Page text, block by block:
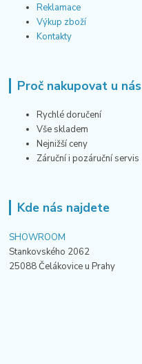
Reklamace
Výkup zboží
Kontakty
Proč nakupovat u nás
Rychlé doručení
Vše skladem
Nejnižší ceny
Záruční i pozáruční servis
Kde nás najdete
SHOWROOM
Stankovského 2062
25088 Čelákovice u Prahy